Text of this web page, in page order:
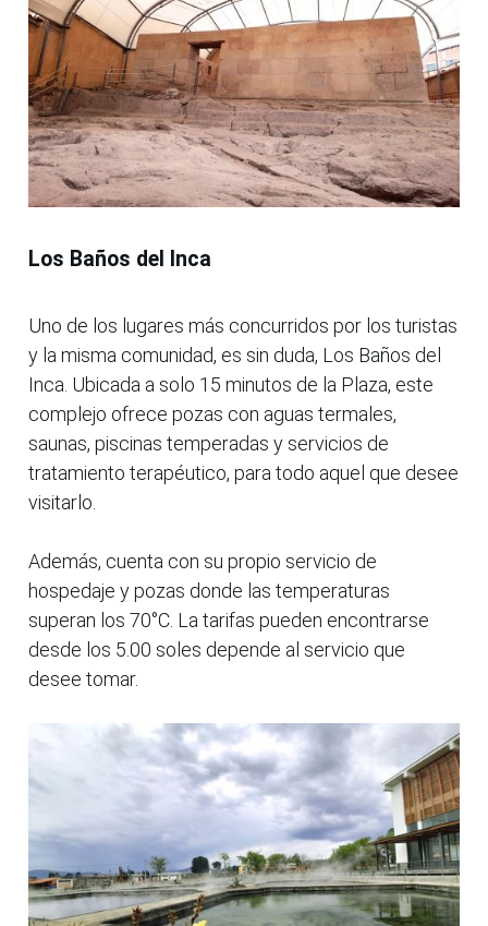
Los Baños del Inca
Uno de los lugares más concurridos por los turistas
y la misma comunidad, es sin duda, Los Baños del
Inca. Ubicada a solo 15 minutos de la Plaza, este
complejo ofrece pozas con aguas termales,
saunas, piscinas temperadas y servicios de
tratamiento terapéutico, para todo aquel que desee
visitarlo.
Además, cuenta con su propio servicio de
hospedaje y pozas donde las temperaturas
superan los 70°C. La tarifas pueden encontrarse
desde los 5.00 soles depende al servicio que
desee tomar.